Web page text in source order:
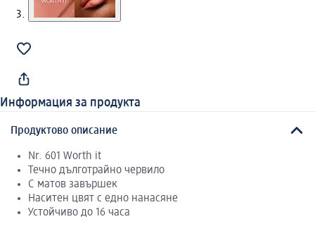
Информация за продукта
Продуктово описание
Nr. 601 Worth it
Течно дълготрайно червило
С матов завършек
Наситен цвят с едно нанасяне
Устойчиво до 16 часа